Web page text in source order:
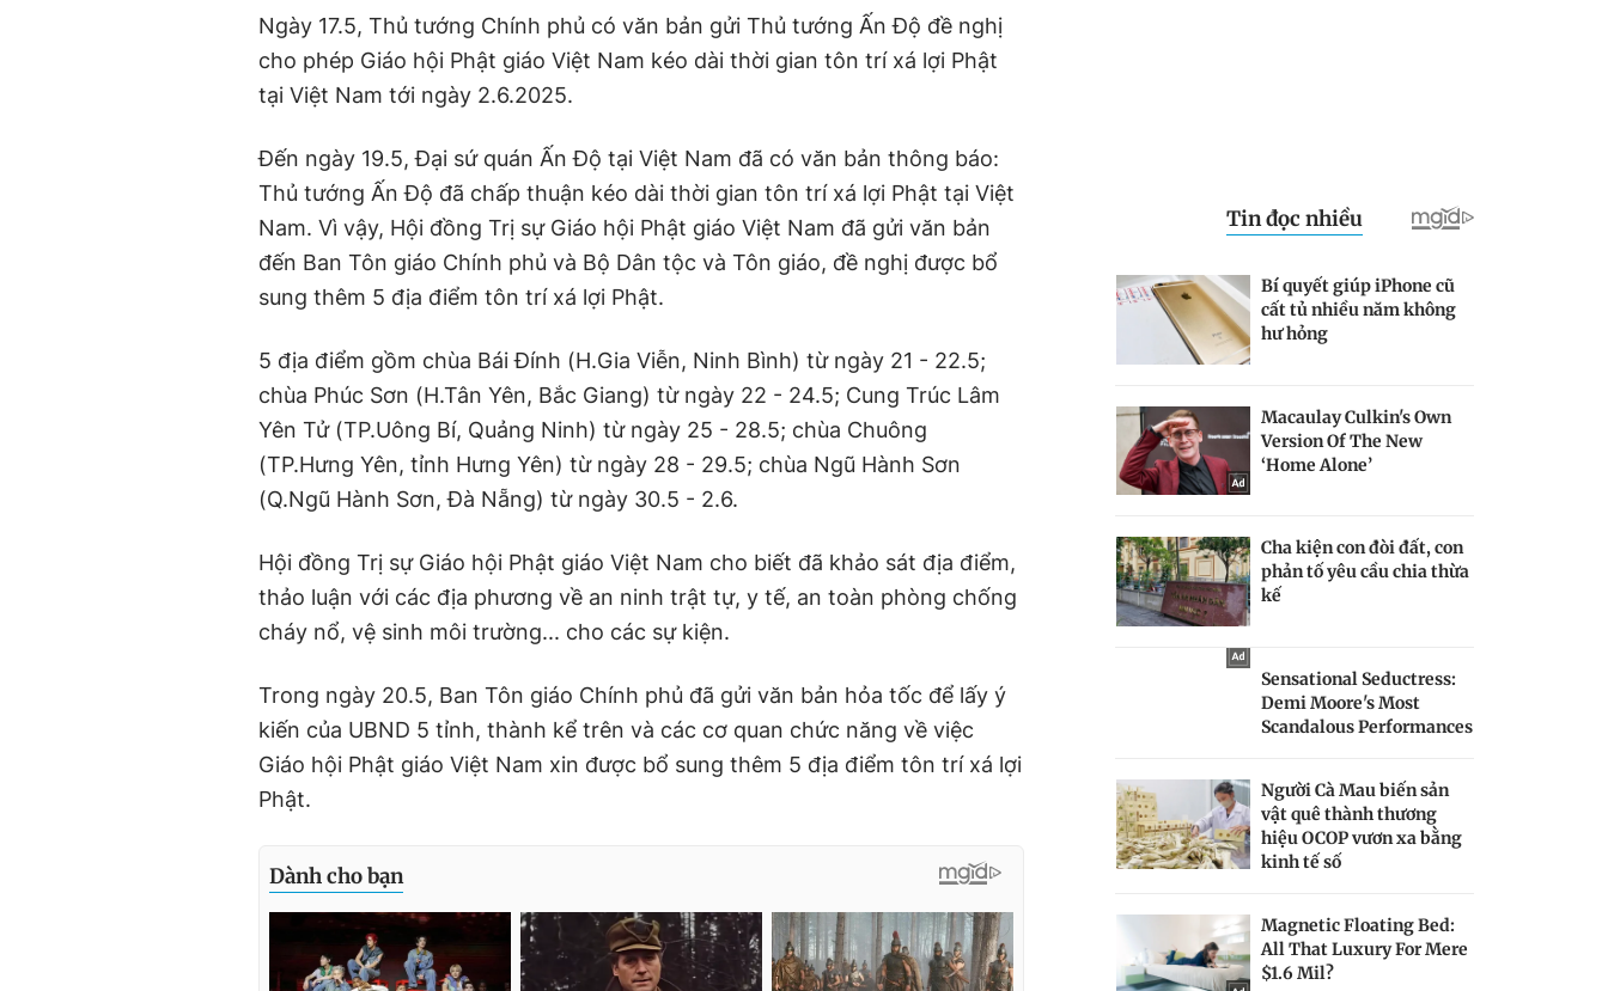
Ngày 17.5, Thủ tướng Chính phủ có văn bản gửi Thủ tướng Ấn Độ đề nghị
cho phép Giáo hội Phật giáo Việt Nam kéo dài thời gian tôn trí xá lợi Phật
tại Việt Nam tới ngày 2.6.2025.
Đến ngày 19.5, Đại sứ quán Ấn Độ tại Việt Nam đã có văn bản thông báo:
Thủ tướng Ấn Độ đã chấp thuận kéo dài thời gian tôn trí xá lợi Phật tại Việt
Nam. Vì vậy, Hội đồng Trị sự Giáo hội Phật giáo Việt Nam đã gửi văn bản
đến Ban Tôn giáo Chính phủ và Bộ Dân tộc và Tôn giáo, đề nghị được bổ
sung thêm 5 địa điểm tôn trí xá lợi Phật.
5 địa điểm gồm chùa Bái Đính (H.Gia Viễn, Ninh Bình) từ ngày 21 - 22.5;
chùa Phúc Sơn (H.Tân Yên, Bắc Giang) từ ngày 22 - 24.5; Cung Trúc Lâm
Yên Tử (TP.Uông Bí, Quảng Ninh) từ ngày 25 - 28.5; chùa Chuông
(TP.Hưng Yên, tỉnh Hưng Yên) từ ngày 28 - 29.5; chùa Ngũ Hành Sơn
(Q.Ngũ Hành Sơn, Đà Nẵng) từ ngày 30.5 - 2.6.
Hội đồng Trị sự Giáo hội Phật giáo Việt Nam cho biết đã khảo sát địa điểm,
thảo luận với các địa phương về an ninh trật tự, y tế, an toàn phòng chống
cháy nổ, vệ sinh môi trường... cho các sự kiện.
Trong ngày 20.5, Ban Tôn giáo Chính phủ đã gửi văn bản hỏa tốc để lấy ý
kiến của UBND 5 tỉnh, thành kể trên và các cơ quan chức năng về việc
Giáo hội Phật giáo Việt Nam xin được bổ sung thêm 5 địa điểm tôn trí xá lợi
Phật.